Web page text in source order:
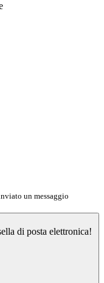
un messaggio
di posta elettronica!